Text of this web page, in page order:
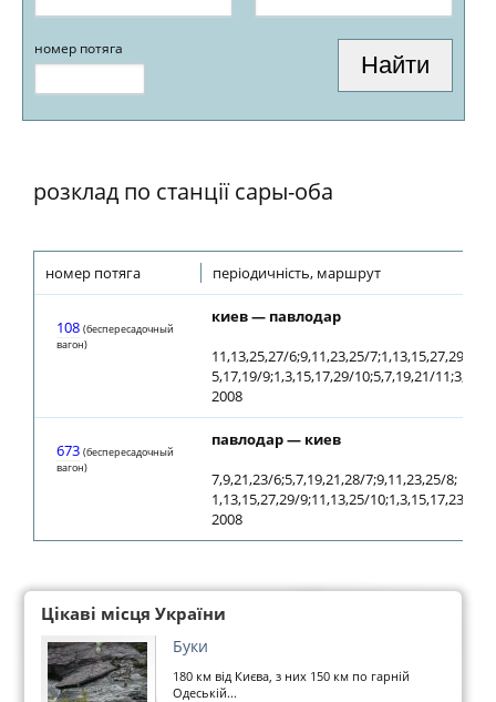
номер потяга
розклад по станції сары-оба
номер потяга періодичність, маршрут
108 (беспересадочный
вагон)
киев — павлодар
11,13,25,27/6;9,11,23,25/7;1,13,15,27,29/8;
5,17,19/9;1,3,15,17,29/10;5,7,19,21/
2008
673 (беспересадочный
вагон)
павлодар — киев
7,9,21,23/6;5,7,19,21,28/7;9,11,23,25/8;
1,13,15,27,29/9;11,13,25/10;1,3,15,17,23/
2008
Цікаві місця України
Буки
180 км від Києва, з них 150 км по гарній
Одеській...